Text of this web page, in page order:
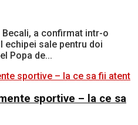
Becali, a confirmat intr-o
echipei sale pentru doi
Popa de...
sportive – la ce sa